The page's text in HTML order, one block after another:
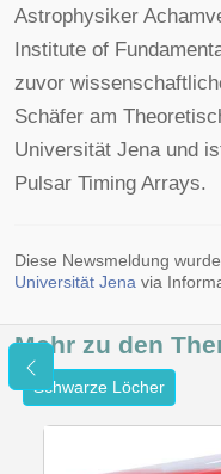
Astrophysiker
Institute of
zuvor
Schäfer am
Universität Jena und
Pulsar Timing Arrays.
Diese Newsmeldung
Universität Jena via
Mehr zu den
Schwarze Löcher